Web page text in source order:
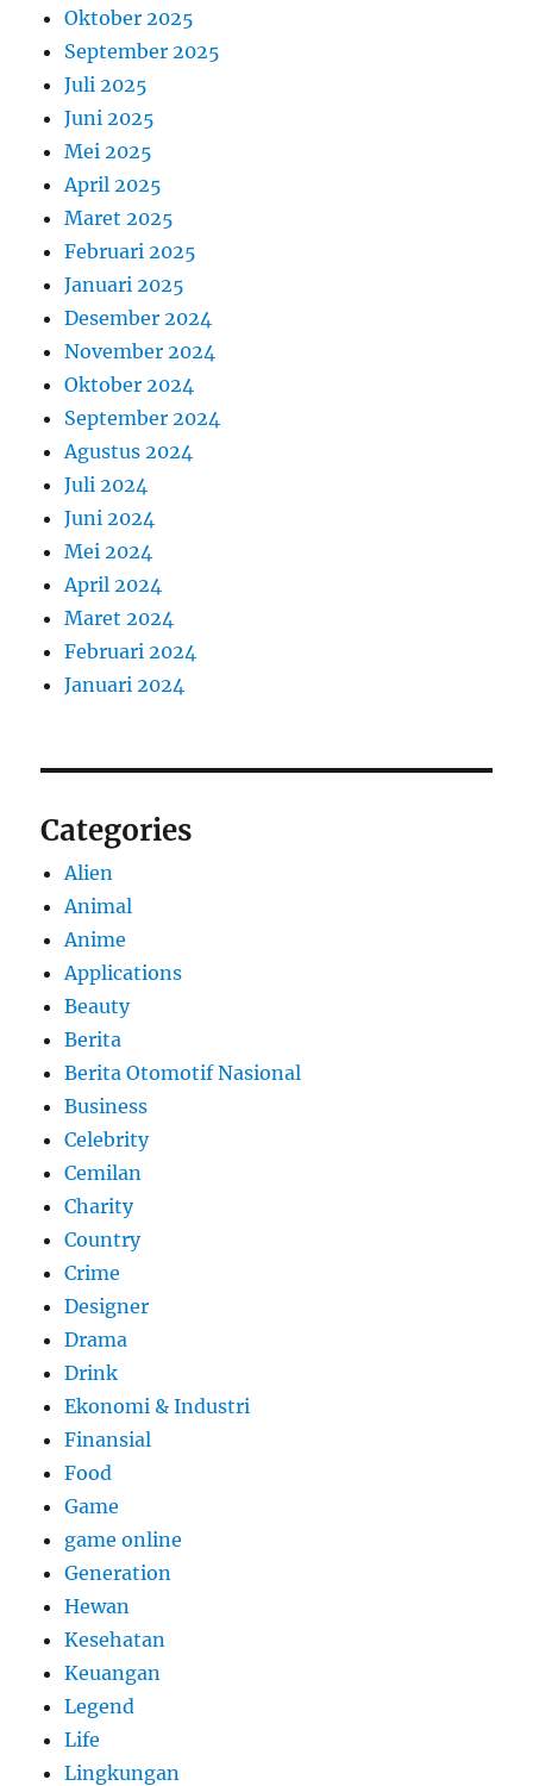
Oktober 2025
September 2025
Juli 2025
Juni 2025
Mei 2025
April 2025
Maret 2025
Februari 2025
Januari 2025
Desember 2024
November 2024
Oktober 2024
September 2024
Agustus 2024
Juli 2024
Juni 2024
Mei 2024
April 2024
Maret 2024
Februari 2024
Januari 2024
Categories
Alien
Animal
Anime
Applications
Beauty
Berita
Berita Otomotif Nasional
Business
Celebrity
Cemilan
Charity
Country
Crime
Designer
Drama
Drink
Ekonomi & Industri
Finansial
Food
Game
game online
Generation
Hewan
Kesehatan
Keuangan
Legend
Life
Lingkungan